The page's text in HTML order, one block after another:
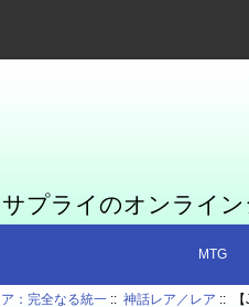
プライのオンライン
MTG
：完全なる統一 ::神話レア／レア :: 【